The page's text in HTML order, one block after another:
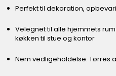
Perfekt til dekoration,
Velegnet til alle hjemmets
køkken til stue og kontor
Nem vedligeholdelse: Tørres